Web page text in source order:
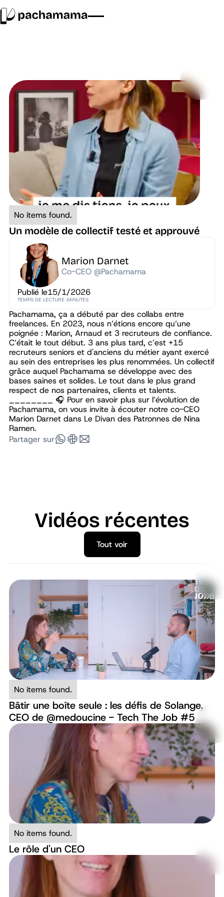
No items found.
Un modèle de collectif testé et approuvé
Marion Darnet
Co-CEO @Pachamama
Publié le15/1/2026
TEMPS DE LECTURE :MINUTES
Pachamama, ça a débuté par des collabs entre
freelances. En 2023, nous n’étions encore qu’une
poignée : Marion, Arnaud et 3 recruteurs de confiance.
C’était le tout début. 3 ans plus tard, c’est +15
recruteurs seniors et d'anciens du métier ayant exercé
au sein des entreprises les plus renommées. Un collectif
grâce auquel Pachamama se développe avec des
bases saines et solides. Le tout dans le plus grand
respect de nos partenaires, clients et talents.
________ 🎧 Pour en savoir plus sur l’évolution de
Pachamama, on vous invite à écouter notre co-CEO
Marion Darnet dans Le Divan des Patronnes de Nina
Ramen.
Partager sur
Vidéos récentes
Tout voir
Tout voir
No items found.
Bâtir une boîte seule : les défis de Solange,
CEO de ‪@medoucine‬ - Tech The Job #5
No items found.
Le rôle d'un CEO